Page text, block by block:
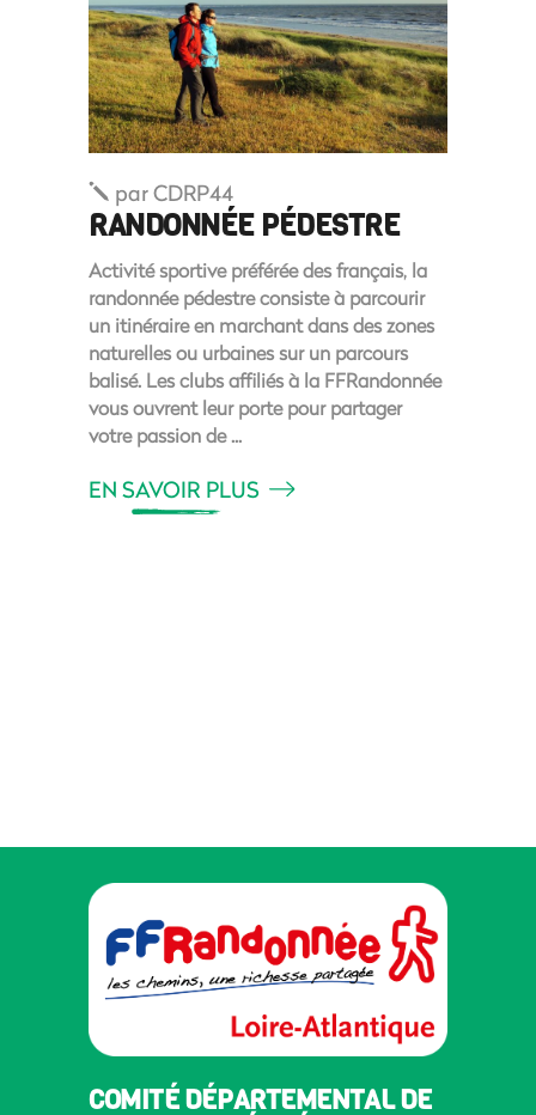
parCDRP44
RANDONNÉE PÉDESTRE
Activité sportive préférée des français, la
randonnée pédestre consiste à parcourir
un itinéraire en marchant dans des zones
naturelles ou urbaines sur un parcours
balisé. Les clubs affiliés à la FFRandonnée
vous ouvrent leur porte pour partager
votre passion de
EN SAVOIR PLUS
COMITÉ DÉPARTEMENTAL DE